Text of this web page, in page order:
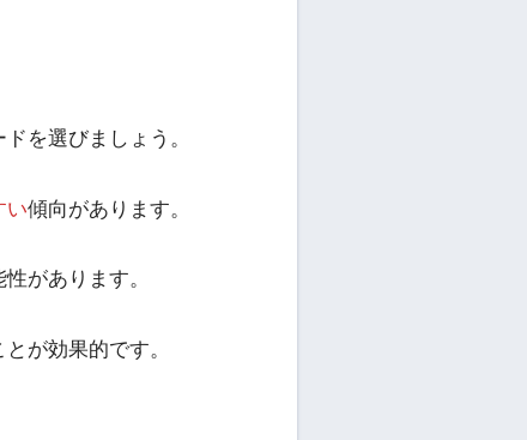
を選びましょう。
い傾向があります。
があります。
とが効果的です。